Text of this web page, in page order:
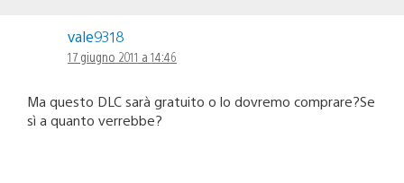
vale9318
17 giugno 2011 a 14:46
Ma questo DLC sarà gratuito o lo dovremo comprare?Se
sì a quanto verrebbe?